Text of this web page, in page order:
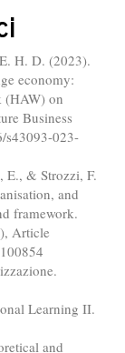
H. D. (2023).
economy:
(HAW) on
Business
s43093-023-
E., & Strozzi, F.
and
framework.
Article
Learning II.
and